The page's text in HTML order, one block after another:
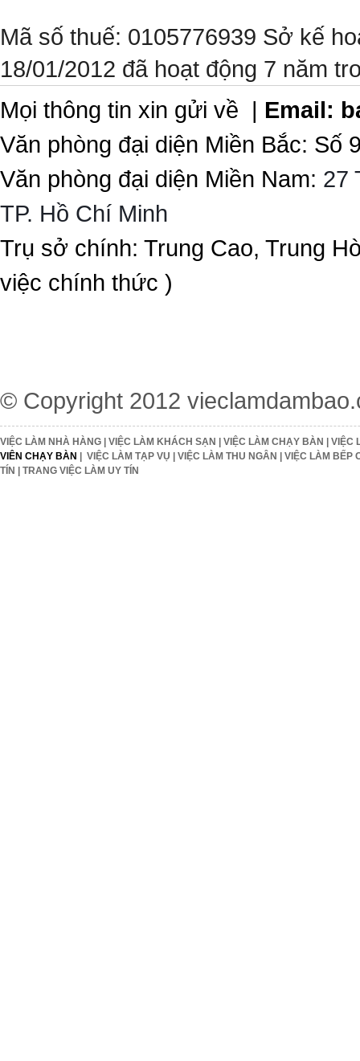
Mã số thuế: 0105776939 Sở kế
18/01/2012 đã hoạt động 7 năm
Mọi thông tin xin gửi về | Email:
Văn phòng đại diện Miền Bắc:
Văn phòng đại diện Miền Nam: 27
TP. Hồ Chí Minh
Trụ sở chính: Trung Cao, Trung
việc chính thức )
© Copyright 2012
VIỆC LÀM NHÀ HÀNG | VIỆC LÀM KHÁCH SẠN | VIỆC LÀM CHẠY BÀN | VIỆC
VIÊN CHẠY BÀN | VIỆC LÀM TẠP VỤ | VIỆC LÀM THU NGÂN | VIỆC LÀM BẾP
TÍN | TRANG VIỆC LÀM UY TÍN